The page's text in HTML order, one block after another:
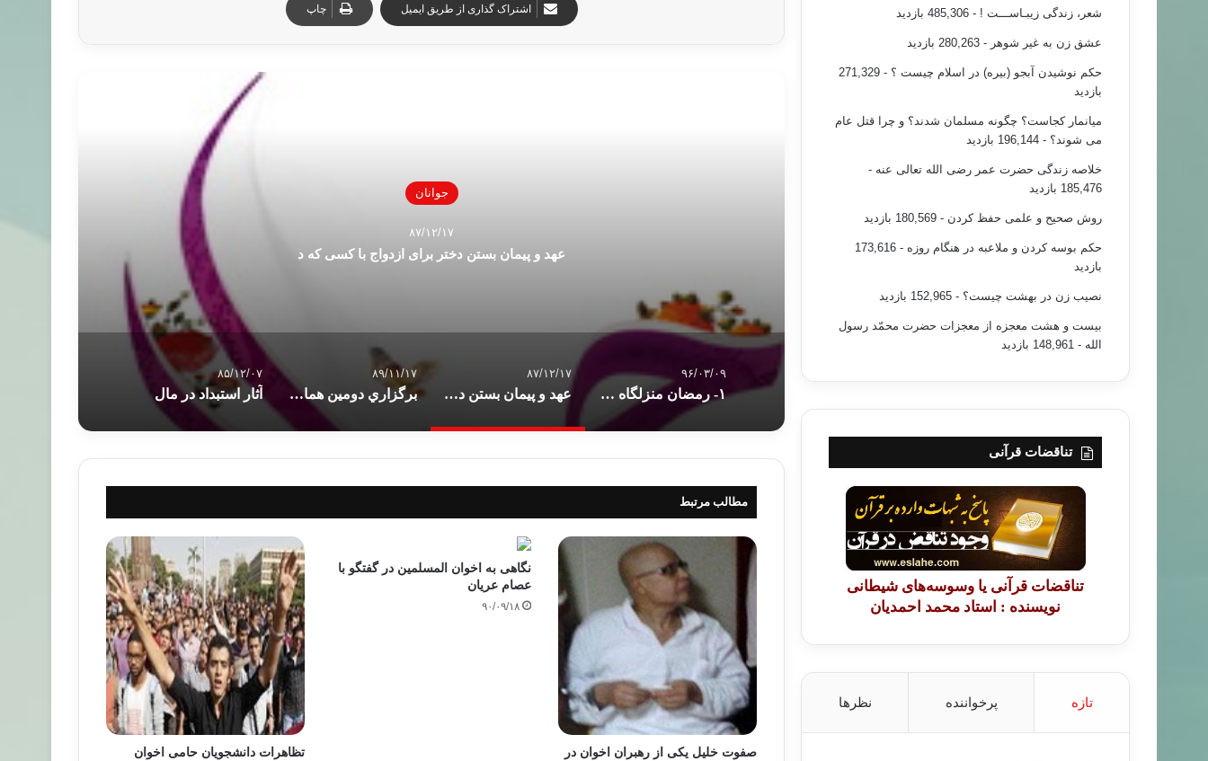
اشتراک گذاری از طریق ایمیل چاپ
جوانان
۸۷/۱۲/۱۷
عهد و پیمان بستن دختر برای ازدواج با کسی که د
۹۶/۰۳/۰۹
۱- رمضان منزلگاه عارفان، منزل اوّل: شب زنده داری
۸۷/۱۲/۱۷
عهد و پیمان بستن دختر برای ازدواج با کسی که د
۸۹/۱۱/۱۷
برگزاري دومين همايش شاگردان امام قرضاوي
۸۵/۱۲/۰۷
آثار استبداد در مال
مطالب مرتبط
صفوت خلیل یکی از رهبران اخوان در
نگاهی به اخوان المسلمین در گفتگو با
عصام عریان
۹۰/۰۹/۱۸
تظاهرات دانشجویان حامی اخوان
شعر، زندگی زیبـاســـت ! - 485,306 بازدید
عشق زن به غیر شوهر - 280,263 بازدید
حکم نوشیدن آبجو (بیره) در اسلام چیست ؟
- 271,329
بازدید
میانمار کجاست؟ چگونه مسلمان شدند؟ و چرا قتل عام
می شوند؟ - 196,144 بازدید
خلاصه زندگی حضرت عمر رضی الله تعالی عنه -
185,476 بازدید
روش صحیح و علمی حفظ کردن - 180,569 بازدید
حکم بوسه کردن و ملاعبه در هنگام روزه
- 173,616
بازدید
نصیب زن در بهشت چیست؟ - 152,965 بازدید
بیست و هشت معجزه از معجزات حضرت محمّد رسول
الله - 148,961 بازدید
تناقضات قرآنی
تناقضات قرآنی یا وسوسه‌های شیطانی
نویسنده : استاد محمد احمدیان
تازه پرخواننده نظرها